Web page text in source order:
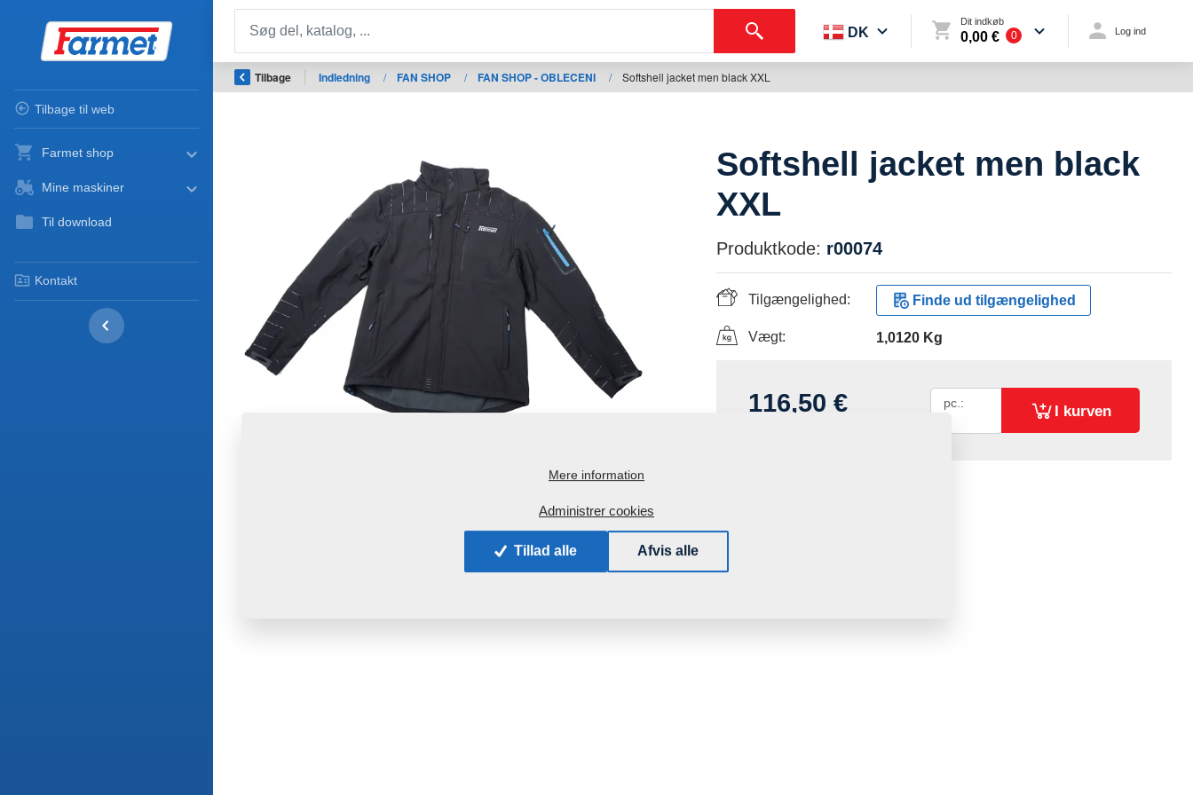
Tilbage til web
Farmet shop
Mine maskiner
Til download
Kontakt
DK
Dit indkøb
0,00 € 0 Log ind
Tilbage Indledning / FAN SHOP / FAN SHOP - OBLECENI / Softshell jacket men black XXL
Softshell jacket men black
XXL
Produktkode: r00074
Tilgængelighed: Finde ud tilgængelighed
Vægt: 1,0120 Kg
116,50 € pc.: I kurven
Mere information
Administrer cookies
Tillad alle Afvis alle